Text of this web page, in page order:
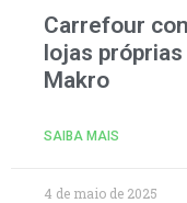
Carrefour
lojas
Makro
SAIBA MAIS
4 de maio de 2025